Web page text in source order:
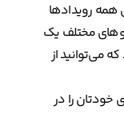
همه رویدادها
مختلف یک
می‌توانید از
خودتان را در